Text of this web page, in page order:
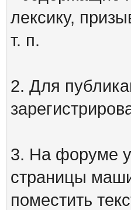
лексику,
т. п.
2. Для
3. На форуме
страницы
поместить